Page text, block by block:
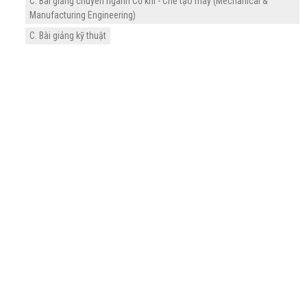
Manufacturing Engineering)
C. Bài giảng kỹ thuật